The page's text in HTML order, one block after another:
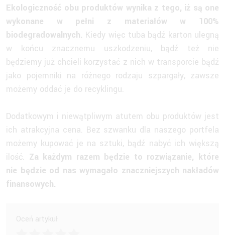
Ekologiczność obu produktów wynika z tego, iż są one
wykonane w pełni z materiałów w 100%
biodegradowalnych. Kiedy więc tuba bądź karton ulegną
w końcu znacznemu uszkodzeniu, bądź też nie
będziemy już chcieli korzystać z nich w transporcie bądź
jako pojemniki na różnego rodzaju szpargały, zawsze
możemy oddać je do recyklingu.
Dodatkowym i niewątpliwym atutem obu produktów jest
ich atrakcyjna cena. Bez szwanku dla naszego portfela
możemy kupować je na sztuki, bądź nabyć ich większą
ilość. Za każdym razem będzie to rozwiązanie, które
nie będzie od nas wymagało znaczniejszych nakładów
finansowych.
Oceń artykuł